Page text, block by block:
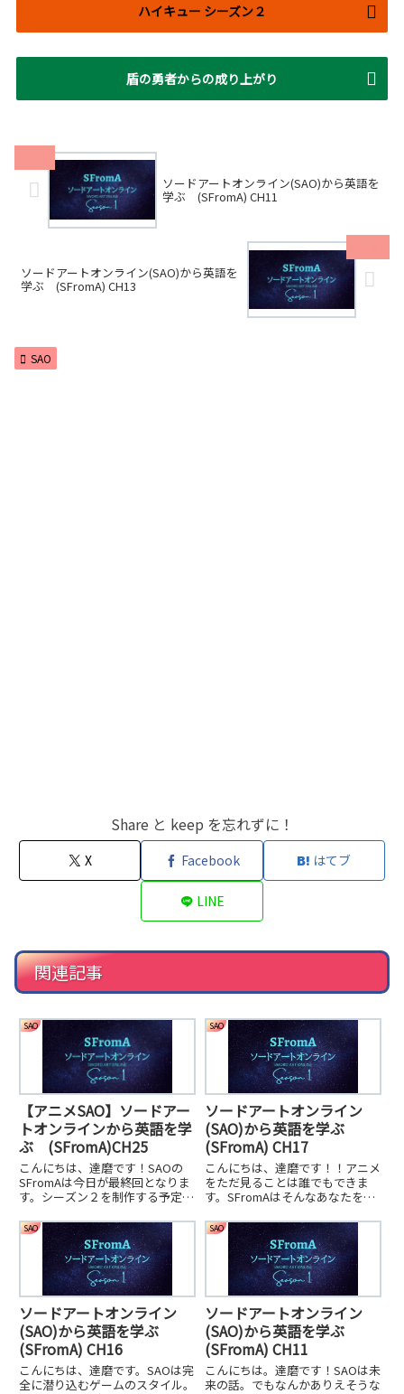
ハイキュー シーズン２
盾の勇者からの成り上がり
ソードアートオンライン(SAO)から英語を
学ぶ (SFromA) CH11
ソードアートオンライン(SAO)から英語を
学ぶ (SFromA) CH13
SAO
Share と keep を忘れずに！
X Facebook はてブ
LINE
関連記事
SAO
【アニメSAO】ソードアー
トオンラインから英語を学
ぶ (SFromA)CH25
こんにちは、達磨です！SAOの
SFromAは今日が最終回となりま
す。シーズン２を制作する予定で
が、、、早くあげれるように頑張
ります。
SAO
ソードアートオンライン
(SAO)から英語を学ぶ
(SFromA) CH17
こんにちは、達磨です！！アニメ
をただ見ることは誰でもできま
す。SFromAはそんなあなたを全
なるためのプラスαにしてくださ
い！今日も頑張っていきましょ
SAO
ソードアートオンライン
(SAO)から英語を学ぶ
(SFromA) CH16
こんにちは、達磨です。SAOは完
全に潜り込むゲームのスタイル。
SAO
ソードアートオンライン
(SAO)から英語を学ぶ
(SFromA) CH11
こんにちは。達磨です！SAOは未
来の話。でもなんかありえそうな